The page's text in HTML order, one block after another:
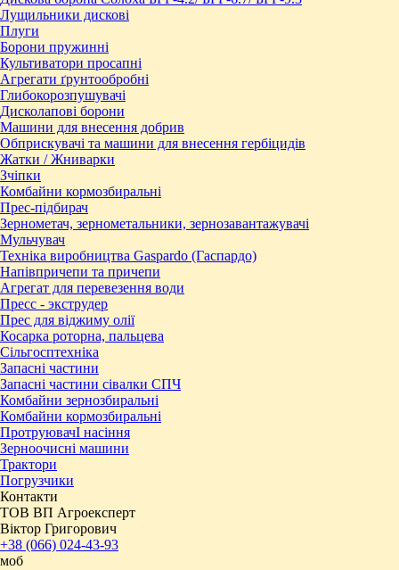
Лущильники дискові
Плуги
Борони пружинні
Культиватори просапні
Агрегати ґрунтообробні
Глибокорозпушувачі
Дисколапові борони
Машини для внесення добрив
Обприскувачі та машини для внесення гербіцидів
Жатки / Жниварки
Зчіпки
Комбайни кормозбиральні
Прес-підбирач
Зернометач, зернометальники, зернозавантажувачі
Мульчувач
Техніка виробництва Gaspardo (Гаспардо)
Напівпричепи та причепи
Агрегат для перевезення води
Пресc - экструдер
Прес для віджиму олії
Косарка роторна, пальцева
Сільгосптехніка
Запасні частини
Запасні частини сівалки СПЧ
Комбайни зернозбиральні
Комбайни кормозбиральні
ПротруювачІ насіння
Зерноочисні машини
Трактори
Погрузчики
Контакти
ТОВ ВП Агроексперт
Віктор Григорович
+38 (066) 024-43-93
моб